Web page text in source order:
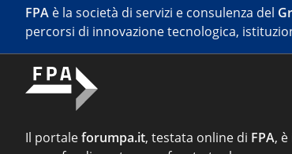
FPA è la società di servizi e consulenza del
percorsi di innovazione tecnologica,
Il portaleforumpa.it, testata online di FPA,